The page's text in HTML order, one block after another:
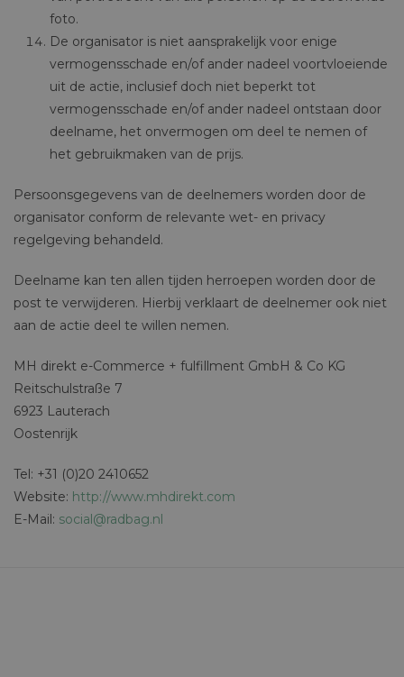
foto.
De organisator is niet aansprakelijk voor enige
vermogensschade en/of ander nadeel voortvloeiende
uit de actie, inclusief doch niet beperkt tot
vermogensschade en/of ander nadeel ontstaan door
deelname, het onvermogen om deel te nemen of
het gebruikmaken van de prijs.
Persoonsgegevens van de deelnemers worden door de
organisator conform de relevante wet- en privacy
regelgeving behandeld.
Deelname kan ten allen tijden herroepen worden door de
post te verwijderen. Hierbij verklaart de deelnemer ook niet
aan de actie deel te willen nemen.
MH direkt e-Commerce + fulfillment GmbH & Co KG
Reitschulstraße 7
6923 Lauterach
Oostenrijk
Tel: +31 (0)20 2410652
Website: http://www.mhdirekt.com
E-Mail: social@radbag.nl